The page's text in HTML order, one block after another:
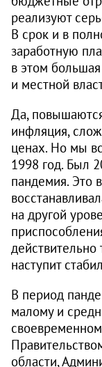
реализуют
В срок и в
заработную
в этом большая
и местной
Да,
инфляция,
ценах. Но мы
1998 год. Был
пандемия. Это
на другой
наступит
В период
малому и
области,